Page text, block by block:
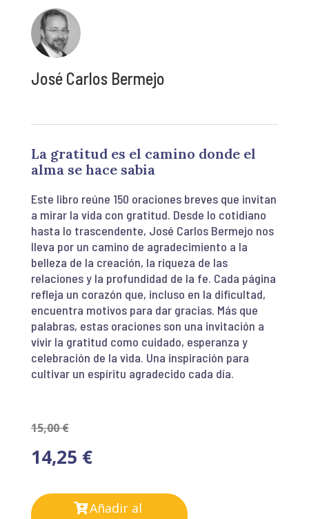
José Carlos Bermejo
La gratitud es el camino donde el
alma se hace sabia
Este libro reúne 150 oraciones breves que invitan
a mirar la vida con gratitud. Desde lo cotidiano
hasta lo trascendente, José Carlos Bermejo nos
lleva por un camino de agradecimiento a la
belleza de la creación, la riqueza de las
relaciones y la profundidad de la fe. Cada página
refleja un corazón que, incluso en la dificultad,
encuentra motivos para dar gracias. Más que
palabras, estas oraciones son una invitación a
vivir la gratitud como cuidado, esperanza y
celebración de la vida. Una inspiración para
cultivar un espíritu agradecido cada día.
15,00€
14,25 €
Añadir al